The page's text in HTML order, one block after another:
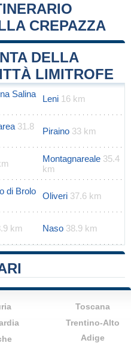
CREPAZZA
data ©OpenStreetMapcontributors
DELLA
LIMITROFE
Salina
Leni 16 km
31.8
Piraino 33 km
Montagnareale 35.4
km
di Brolo
Oliveri 37.6 km
km Naso 38.9 km
Toscana
Trentino-Alto
Adige